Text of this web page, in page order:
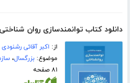
دانلود کتاب توانمندسازی روان شناختی
از: اکبر آقائی رشنودی
موضوع:بزرگسال،
۸۱ صفحه